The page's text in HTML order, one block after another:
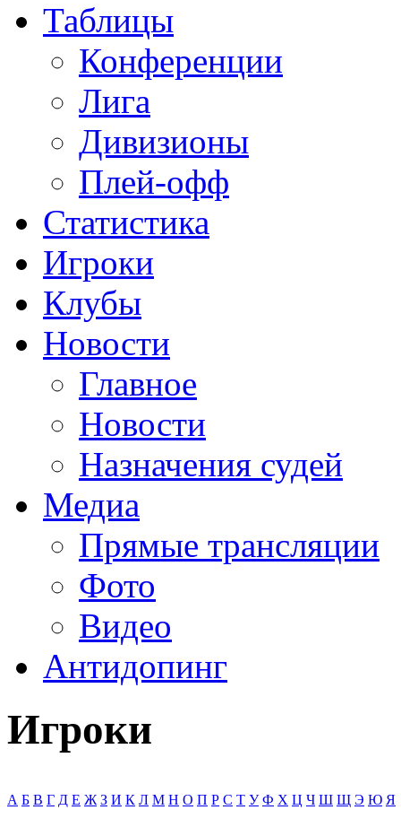
Таблицы
Конференции
Лига
Дивизионы
Плей-офф
Статистика
Игроки
Клубы
Новости
Главное
Новости
Назначения судей
Медиа
Прямые трансляции
Фото
Видео
Антидопинг
Игроки
А Б В Г Д Е Ж З И К Л М Н О П Р С Т У Ф Х Ц Ч Ш Щ Э Ю Я